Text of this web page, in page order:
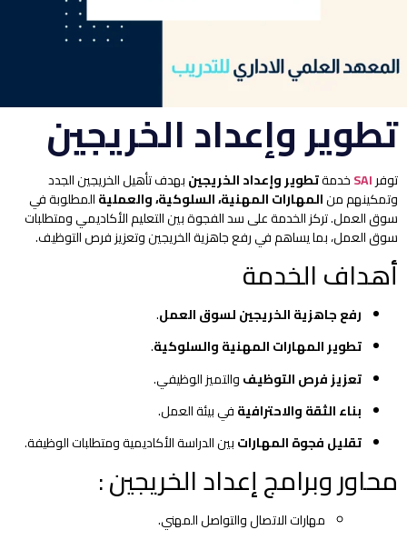
تطوير وإعداد الخريجين
توفرSAIخدمةتطوير وإعداد الخريجينبهدف تأهيل الخريجين الجدد
وتمكينهم منالمهارات المهنية، السلوكية، والعمليةالمطلوبة في
سوق العمل. تركز الخدمة على سد الفجوة بين التعليم الأكاديمي ومتطلبات
سوق العمل، بما يساهم في رفع جاهزية الخريجين وتعزيز فرص التوظيف.
أهداف الخدمة
رفع جاهزية الخريجين لسوق العمل.
تطوير المهارات المهنية والسلوكية.
تعزيز فرص التوظيفوالتميز الوظيفي.
بناء الثقة والاحترافيةفي بيئة العمل.
تقليل فجوة المهاراتبين الدراسة الأكاديمية ومتطلبات الوظيفة.
محاور وبرامج إعداد الخريجين :
مهارات الاتصال والتواصل المهني.